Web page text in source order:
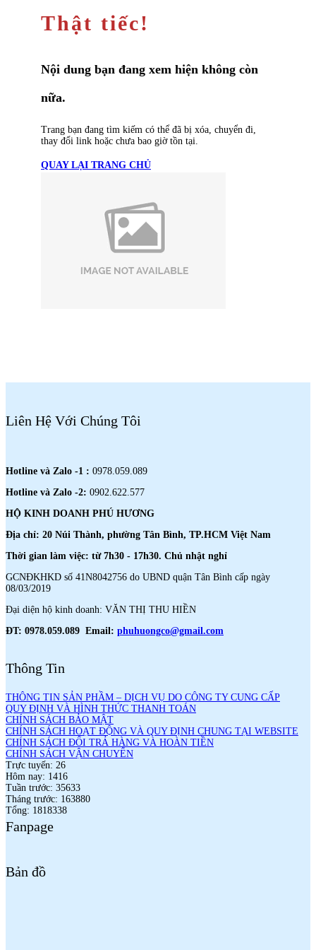
Thật tiếc!
Nội dung bạn đang xem hiện không còn
nữa.
Trang bạn đang tìm kiếm có thể đã bị xóa, chuyển đi,
thay đổi link hoặc chưa bao giờ tồn tại.
QUAY LẠI TRANG CHỦ
Liên Hệ Với Chúng Tôi
Hotline và Zalo -1 : 0978.059.089
Hotline và Zalo -2: 0902.622.577
HỘ KINH DOANH PHÚ HƯƠNG
Địa chỉ: 20 Núi Thành, phường Tân Bình, TP.HCM Việt Nam
Thời gian làm việc: từ 7h30 - 17h30. Chủ nhật nghỉ
GCNĐKHKD số 41N8042756 do UBND quận Tân Bình cấp ngày
08/03/2019
Đại diện hộ kinh doanh: VĂN THỊ THU HIỀN
ĐT: 0978.059.089 Email: phuhuongco@gmail.com
Thông Tin
THÔNG TIN SẢN PHẦM – DỊCH VỤ DO CÔNG TY CUNG CẤP
QUY ĐỊNH VÀ HÌNH THỨC THANH TOÁN
CHÍNH SÁCH BẢO MẬT
CHÍNH SÁCH HOẠT ĐỘNG VÀ QUY ĐỊNH CHUNG TẠI WEBSITE
CHÍNH SÁCH ĐỔI TRẢ HÀNG VÀ HOÀN TIỀN
CHÍNH SÁCH VẬN CHUYỂN
Trực tuyến: 26
Hôm nay: 1416
Tuần trước: 35633
Tháng trước: 163880
Tổng: 1818338
Fanpage
Bản đồ